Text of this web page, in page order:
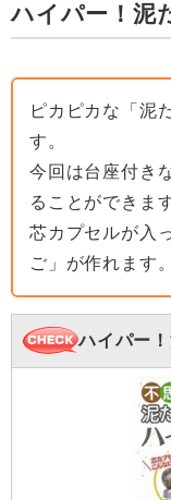
ハイパー！泥
ピカピカな「泥
す。
今回は台座付き
ることができま
芯カプセルが入
ご」が作れます。
ハイパー